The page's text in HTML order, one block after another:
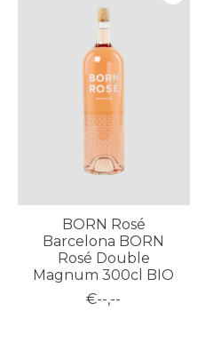
BORN Rosé
Barcelona BORN
Rosé Double
Magnum 300cl BIO
€--,--